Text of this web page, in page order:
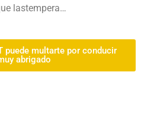
lastempera…
puede multarte por conducir
abrigado